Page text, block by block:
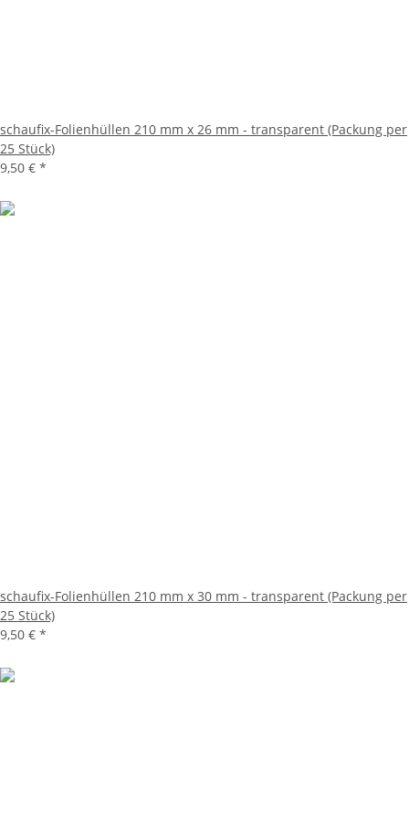
schaufix-Folienhüllen 210 mm x 26 mm - transparent (Packung per
25 Stück)
9,50 € *
schaufix-Folienhüllen 210 mm x 30 mm - transparent (Packung per
25 Stück)
9,50 € *